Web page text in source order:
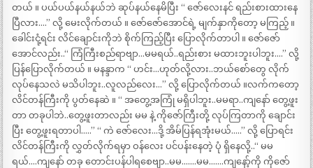
တယ် ။ ပယ်ပယ်နယ်နယ်ဘဲ ဆုပ်နယ်နေမိပြီး “ ဇော်လေးနင် ရည်းစားထားနေ
ပြီလား….” လို့ မေးလိုက်တယ် ။ ဇော်ဇော်အောင်ရဲ့ မျက်နှာကိုတော့ မကြည့် ။
ခေါင်းငုံ့ရင်း လိင်ချောင်းကိုဘဲ စိုက်ကြည့်ပြီး ပြောလိုက်တာပါ ။ ဇော်ဇော်
အောင်လည်း..“ ကြံကြီးစည်ရာဗျာ…မမရယ်..ရည်းစား မထားဘူးပါဘူး….” လို့
ပြန်ပြောလိုက်တယ် ။ မနန္ဒာက “ ဟင်း…ဟုတ်လို့လား..ဘယ်စော်တွေ လိုက်
လုပ်နေသလဲ မသိပါဘူး..လူလည်လေး…” လို့ ပြောလိုက်တယ် ။လက်ကတော့
လိင်တန်ကြီးကို ပွတ်နေဆဲ ။ “ အတွေ့အကြုံ မရှိပါဘူး..မမရာ..ကျနော် တွေ့ဖူး
တာ တခုပါဘဲ..တွေ့ဖူးတာလည်း မမ နဲ့ ကိုဇော်ကြီးတို့ လုပ်ကြတာကို ချောင်း
ပြီး တွေ့ဖူးရတာပါ…..” “ ကဲ ဇော်လေး…ဒို့ အိမ်ပြန်ရအုံးမယ်…..” လို့ ပြောရင်း
လိင်တန်ကြီးကို လွှတ်လိုက်ရမှာ ဝန်လေး ပင်ပန်းနေတဲ့ ပုံ ရှိနေလို့..“ မမ
ရယ်….ကျနော် တခု တောင်းပန်ပါရစေဗျာ..မမ…….မမ…….ကျနော့်ကို ကိုဇော်